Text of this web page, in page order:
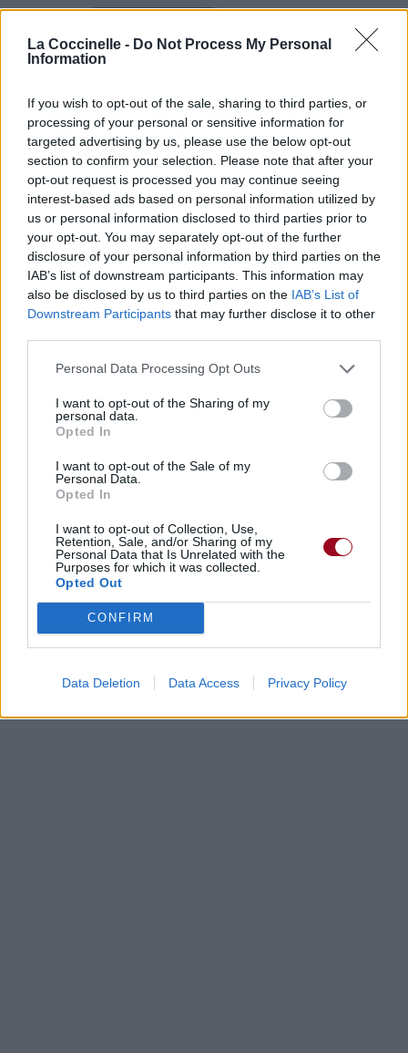
La Coccinelle - Do Not Process My Personal
Information
If you wish to opt-out of the sale, sharing to third parties, or
processing of your personal or sensitive information for
targeted advertising by us, please use the below opt-out
section to confirm your selection. Please note that after your
opt-out request is processed you may continue seeing
interest-based ads based on personal information utilized by
us or personal information disclosed to third parties prior to
your opt-out. You may separately opt-out of the further
disclosure of your personal information by third parties on the
IAB’s list of downstream participants. This information may
also be disclosed by us to third parties on the IAB’s List of
Downstream Participants that may further disclose it to other
Personal Data Processing Opt Outs
I want to opt-out of the Sharing of my
personal data.
Opted In
I want to opt-out of the Sale of my
Personal Data.
Opted In
I want to opt-out of Collection, Use,
Retention, Sale, and/or Sharing of my
Personal Data that Is Unrelated with the
Purposes for which it was collected.
Opted Out
CONFIRM
Data Deletion Data Access Privacy Policy
Paroles + Traduction Téléchargement
Vidéos
Commentaires
Dire «merci» pour cette traduction Corriger une erreur